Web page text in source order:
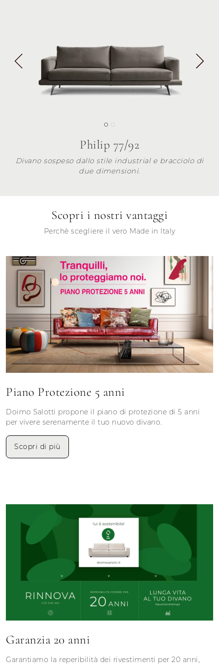
Philip 77/92
Divano sospeso dallo stile industrial e bracciolo di
due dimensioni.
Scopri i nostri vantaggi
Perchè scegliere il vero Made in Italy
Piano Protezione 5 anni
Doimo Salotti propone il piano di protezione di 5 anni
per vivere serenamente il tuo nuovo divano.
Scopri di più
Garanzia 20 anni
Garantiamo la reperibilità dei rivestimenti per 20 anni,